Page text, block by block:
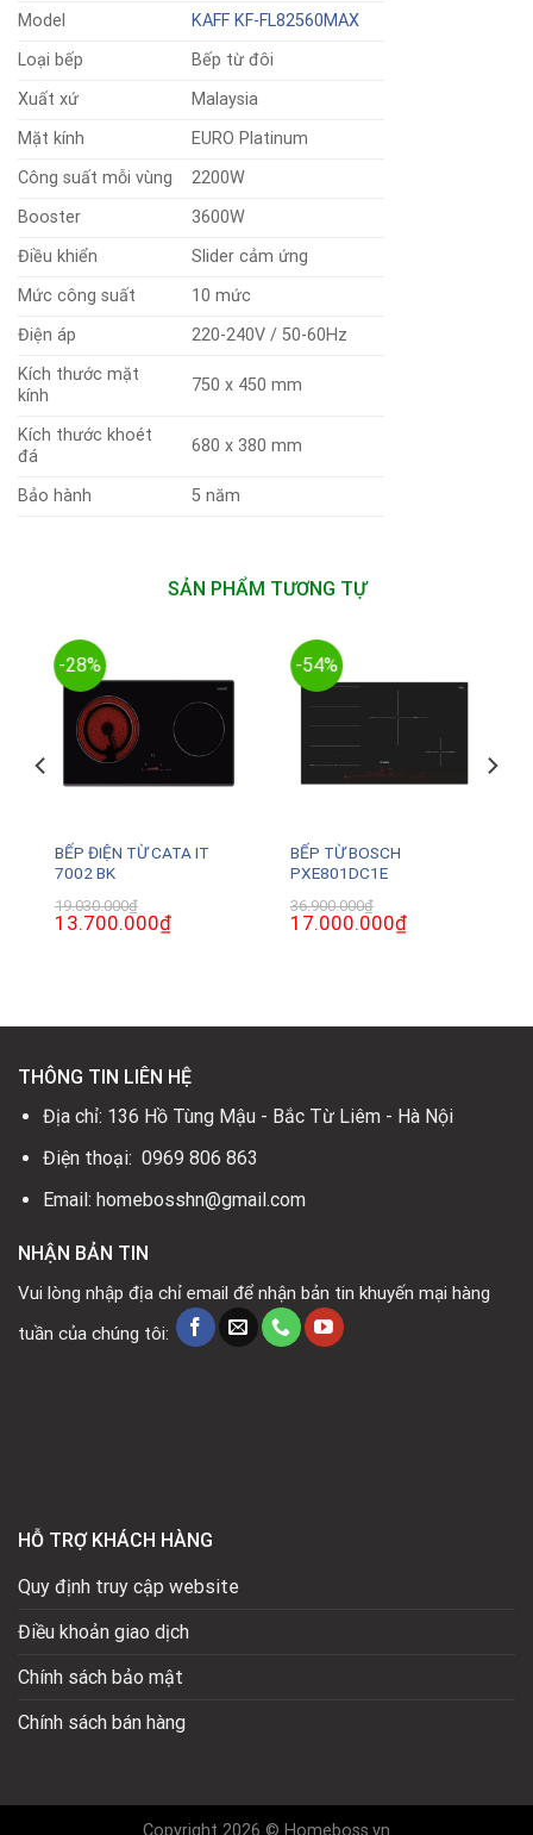
Model
KAFF KF-FL82560MAX
Loại bếp
Bếp từ đôi
Xuất xứ
Malaysia
Mặt kính
EURO Platinum
Công suất mỗi vùng
2200W
Booster
3600W
Điều khiển
Slider cảm ứng
Mức công suất
10 mức
Điện áp
220-240V / 50-60Hz
Kích thước mặt
kính
750 x 450 mm
Kích thước khoét
đá
680 x 380 mm
Bảo hành 5 năm
SẢN PHẨM TƯƠNG TỰ
-28%
BẾP ĐIỆN TỪ CATA IT
7002 BK
19.030.000₫
Giá
gốc
13.700.000₫Giá
hiện
-54%
BẾP TỪ BOSCH
PXE801DC1E
36.900.000₫
Giá
gốc
17.000.000₫Giá
hiện
THÔNG TIN LIÊN HỆ
Địa chỉ: 136 Hồ Tùng Mậu - Bắc Từ Liêm - Hà Nội
Điện thoại: 0969 806 863
Email: homebosshn@gmail.com
NHẬN BẢN TIN
Vui lòng nhập địa chỉ email để nhận bản tin khuyến mại hàng
tuần của chúng tôi:
HỖ TRỢ KHÁCH HÀNG
Quy định truy cập website
Điều khoản giao dịch
Chính sách bảo mật
Chính sách bán hàng